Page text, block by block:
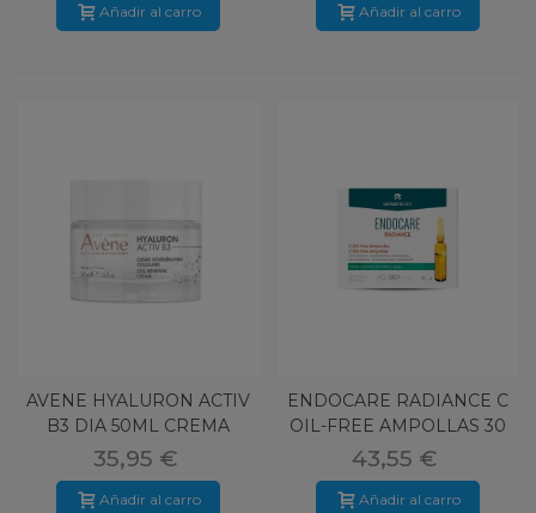
Añadir al carro Añadir al carro
AVENE HYALURON ACTIV
B3 DIA 50ML CREMA
35,95 €
Añadir al carro
ENDOCARE RADIANCE C
OIL-FREE AMPOLLAS 30
AMP
43,55 €
Añadir al carro